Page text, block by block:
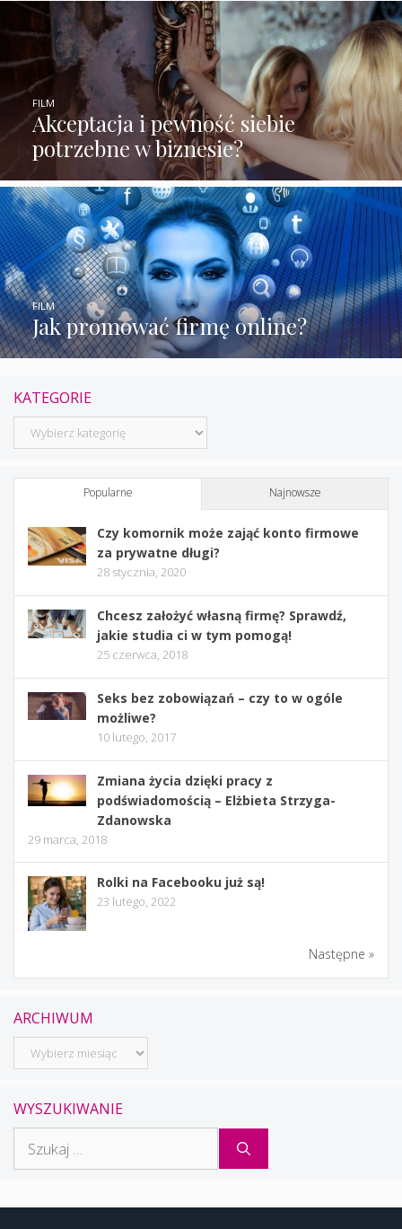
Akceptacja i pewność siebie
potrzebne w biznesie?
FILM
Jak promować firmę online?
FILM
KATEGORIE
Kategorie
Popularne Najnowsze
Czy komornik może zająć konto firmowe
za prywatne długi?
28 stycznia, 2020
Chcesz założyć własną firmę? Sprawdź,
jakie studia ci w tym pomogą!
25 czerwca, 2018
Seks bez zobowiązań – czy to w ogóle
możliwe?
10 lutego, 2017
Zmiana życia dzięki pracy z
podświadomością – Elżbieta Strzyga-
Zdanowska
29 marca, 2018
Rolki na Facebooku już są!
23 lutego, 2022
Następne »
ARCHIWUM
Archiwum
WYSZUKIWANIE